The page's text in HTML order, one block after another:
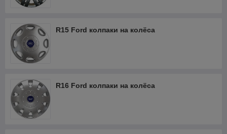
R15 Ford колпаки на колёса
R16 Ford колпаки на колёса